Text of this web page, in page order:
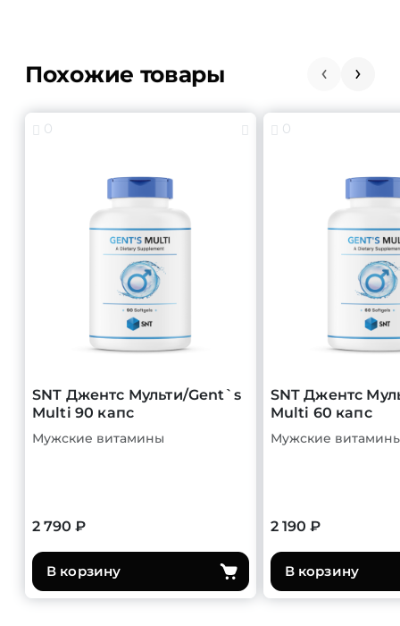
Похожие товары
0
SNT Джентс Мульти/Gent`s
Multi 90 капс
Мужские витамины
2 790 ₽
В корзину
0
SNT Джентс
Multi 60 капс
Мужские
2 190 ₽
В корзину